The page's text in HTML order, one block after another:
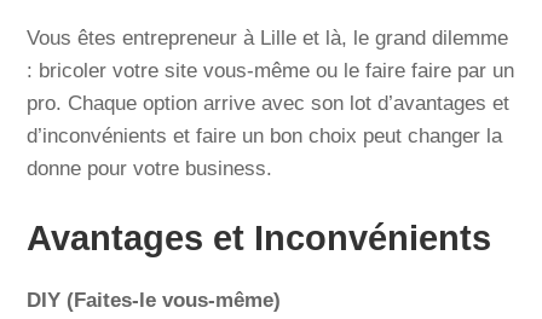
Vous êtes entrepreneur à Lille et là, le grand dilemme
: bricoler votre site vous-même ou le faire faire par un
pro. Chaque option arrive avec son lot d’avantages et
d’inconvénients et faire un bon choix peut changer la
donne pour votre business.
Avantages et Inconvénients
DIY (Faites-le vous-même)